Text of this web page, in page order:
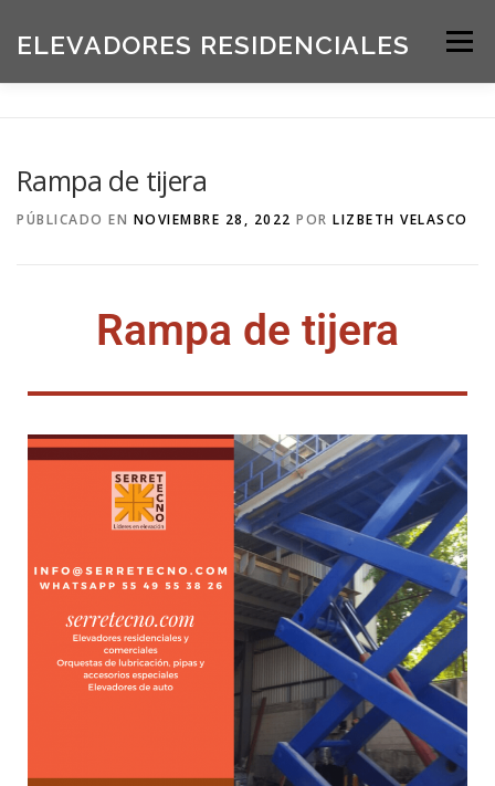
ELEVADORES RESIDENCIALES Menú
Rampa de tijera
PÚBLICADO EN NOVIEMBRE 28, 2022 POR LIZBETH VELASCO
Rampa de tijera